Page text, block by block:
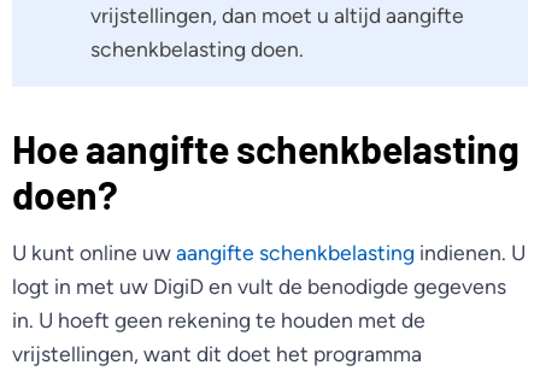
vrijstellingen, dan moet u altijd aangifte
schenkbelasting doen.
Hoe aangifte schenkbelasting
doen?
U kunt online uwaangifte schenkbelasting indienen. U
logt in met uw DigiD en vult de benodigde gegevens
in. U hoeft geen rekening te houden met de
vrijstellingen, want dit doet het programma